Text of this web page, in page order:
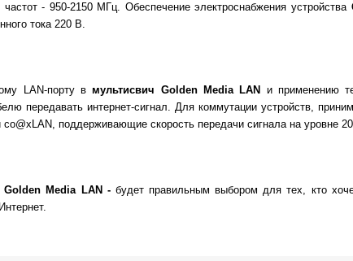
частот - 950-2150 МГц. Обеспечение электроснабжения устройства
тока 220 В.
LAN-порту вмультисвич Golden Media LAN
и применению
передавать интернет-сигнал. Для коммутации устройств,
co@xLAN, поддерживающие скорость передачи сигнала на уровне
Golden Media LAN -будет правильным выбором для тех, кто